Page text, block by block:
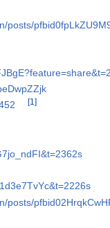
posts/
[1]
posts/